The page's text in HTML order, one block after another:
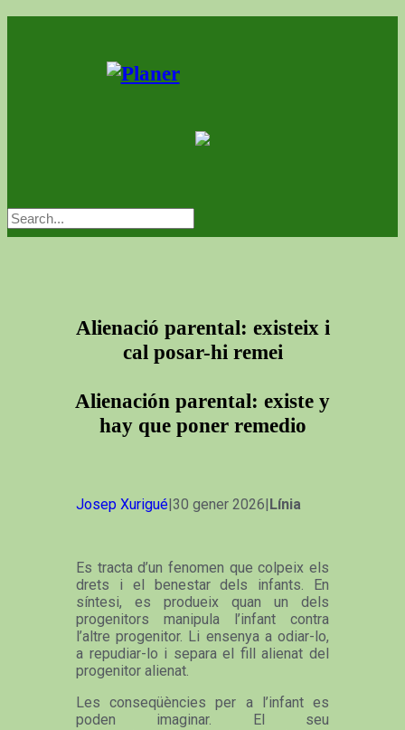
Alienació parental: existeix i
cal posar-hi remei
Alienación parental: existe y
hay que poner remedio
Josep Xurigué|30 gener 2026|Línia
Es tracta d’un fenomen que colpeix els
drets i el benestar dels infants. En
síntesi, es produeix quan un dels
progenitors manipula l’infant contra
l’altre progenitor. Li ensenya a odiar-lo,
a repudiar-lo i separa el fill alienat del
progenitor alienat.
Les conseqüències per a l’infant es
poden imaginar. El seu